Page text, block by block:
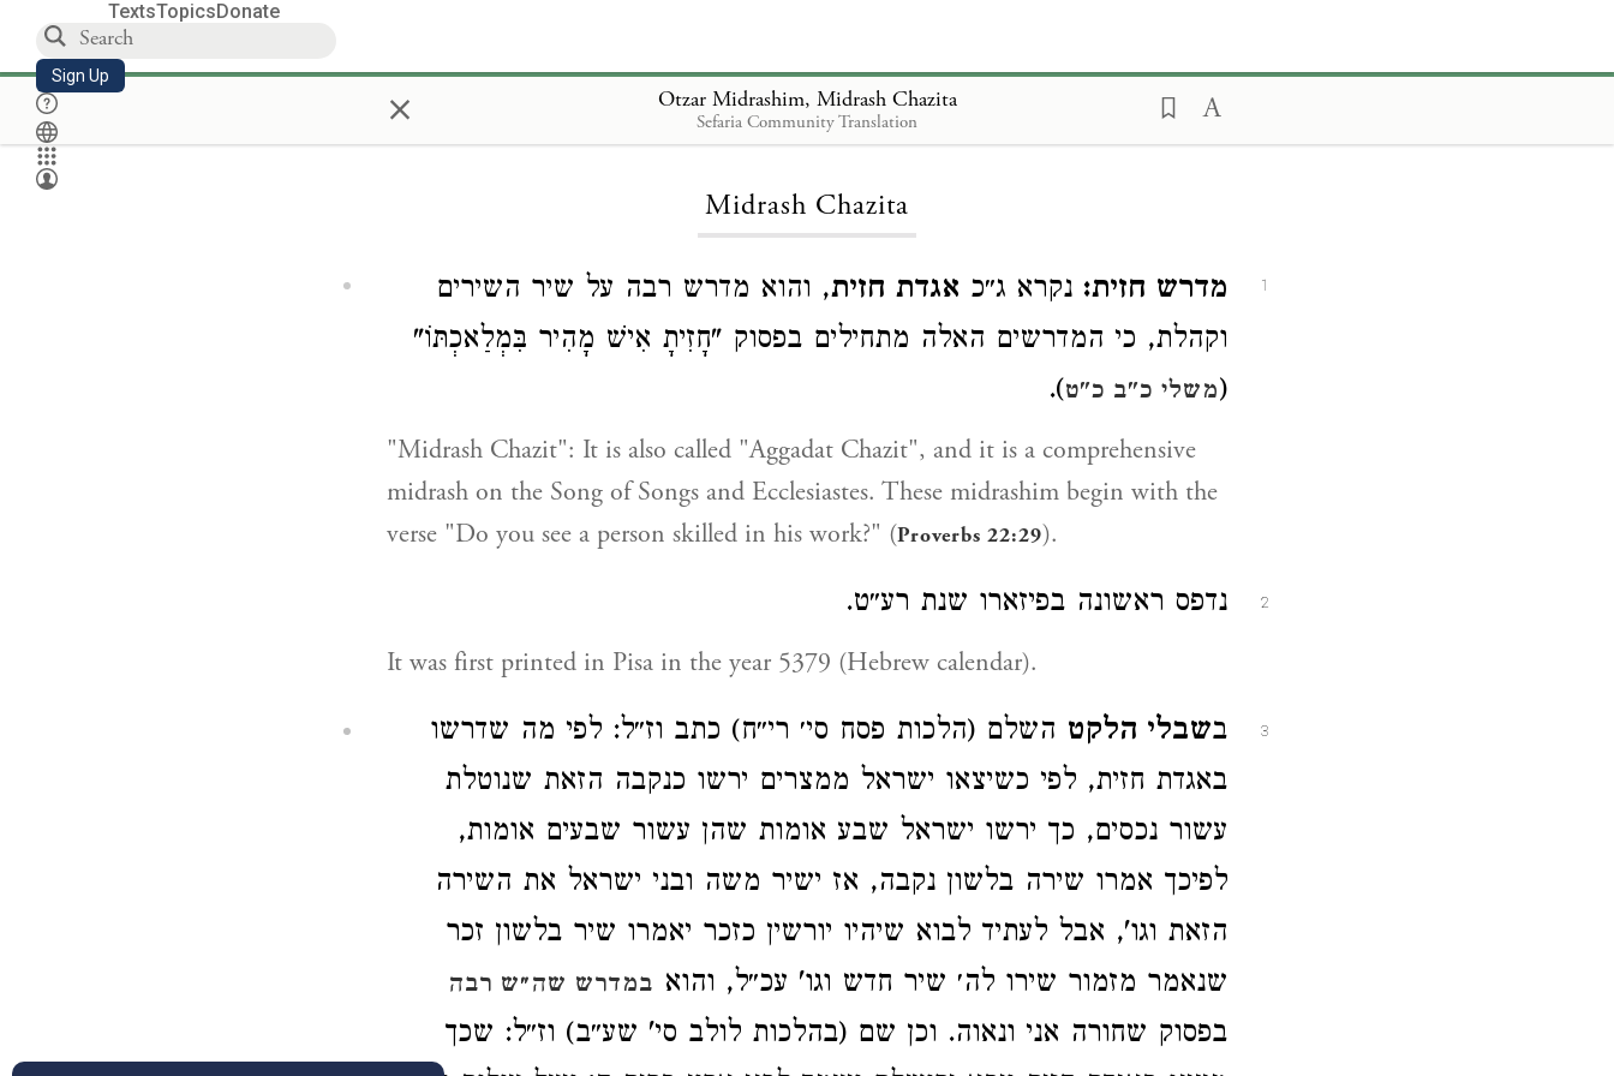
TextsTopicsDonate
Sign Up × Otzar Midrashim, Midrash Chazita
Sefaria Community Translation
Loading...
Midrash Chazita
1 מדרש חזית: נקרא ג״כ אגדת חזית, והוא מדרש רבה על שיר השירים
וקהלת, כי המדרשים האלה מתחילים בפסוק "חָזִיתָ אִישׁ מָהִיר בִּמְלַאכְתּוֹ"
(משלי כ"ב כ"ט).
"Midrash Chazit": It is also called "Aggadat Chazit", and it is a comprehensive
midrash on the Song of Songs and Ecclesiastes. These midrashim begin with the
verse "Do you see a person skilled in his work?" (Proverbs 22:29).
2 נדפס ראשונה בפיזארו שנת רע״ט.
It was first printed in Pisa in the year 5379 (Hebrew calendar).
3 בשבלי הלקט השלם (הלכות פסח סי׳ רי״ח) כתב וז״ל: לפי מה שדרשו
באגדת חזית, לפי כשיצאו ישראל ממצרים ירשו כנקבה הזאת שנוטלת
עשור נכסים, כך ירשו ישראל שבע אומות שהן עשור שבעים אומות,
לפיכך אמרו שירה בלשון נקבה, אז ישיר משה ובני ישראל את השירה
הזאת וגו', אבל לעתיד לבוא שיהיו יורשין כזכר יאמרו שיר בלשון זכר
שנאמר מזמור שירו לה׳ שיר חדש וגו' עכ״ל, והוא במדרש שה״ש רבה
בפסוק שחורה אני ונאוה. וכן שם (בהלכות לולב סי' שע״ב) וז״ל: שכך